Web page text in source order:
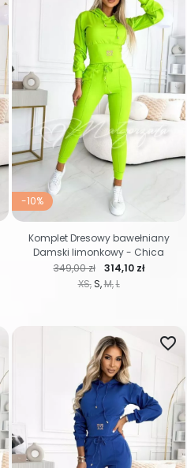
-10%
XS S M L
Cena regularna
349,00 zł Cena
314,10 zł
Komplet Dresowy bawełniany
Damski limonkowy - Chica
favorite_border